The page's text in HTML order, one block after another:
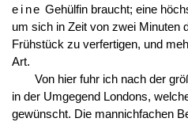
eine Gehülfin braucht; eine
um sich in Zeit von zwei Minuten
Frühstück zu verfertigen, und
Art.
Von hier fuhr ich nach der
in der Umgegend Londons,
gewünscht. Die mannichfachen